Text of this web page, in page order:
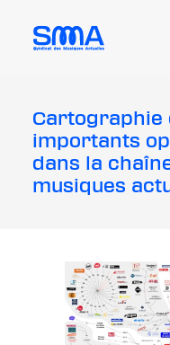
Le SMA
Les actus et enjeux
Les ressources
Me connecter
Recherche
Cartographie
importants
dans la
musiques